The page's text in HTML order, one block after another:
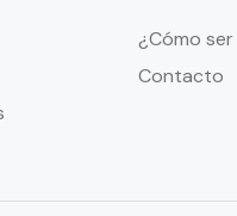
¿Cómo
Contacto